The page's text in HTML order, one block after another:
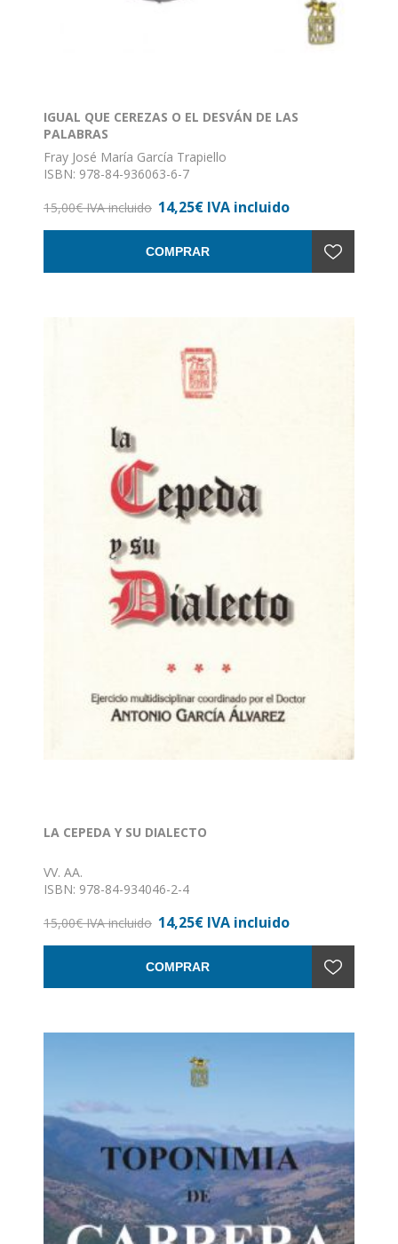
IGUAL QUE CEREZAS O EL DESVÁN DE LAS
PALABRAS
Fray José María García Trapiello
ISBN: 978-84-936063-6-7
Nº de páginas: 271
15,00€ IVA incluido 14,25€ IVA incluido
COMPRAR
LA CEPEDA Y SU DIALECTO
VV. AA.
ISBN: 978-84-934046-2-4
Nº de páginas: 184
15,00€ IVA incluido 14,25€ IVA incluido
COMPRAR